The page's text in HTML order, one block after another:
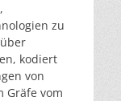
zu
kodiert
von
Gräfe vom